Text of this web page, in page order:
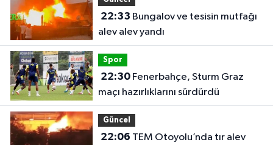
22:33
alev alev yandı
Spor
22:30Fenerbahçe, Sturm Graz
maçı hazırlıklarını sürdürdü
Güncel
22:06